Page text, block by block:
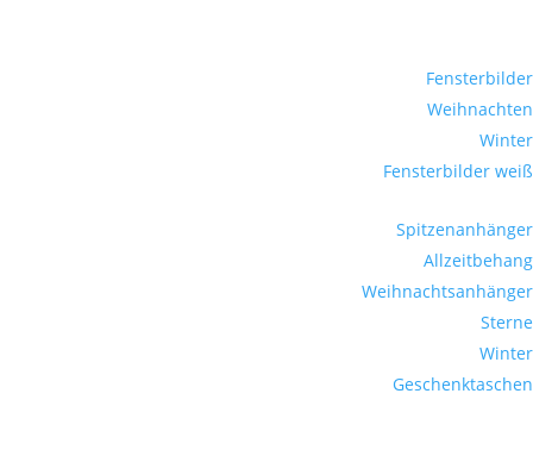
Fensterbilder
Weihnachten
Winter
Fensterbilder weiß
Spitzenanhänger
Allzeitbehang
Weihnachtsanhänger
Sterne
Winter
Geschenktaschen